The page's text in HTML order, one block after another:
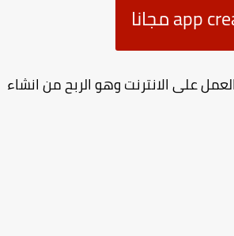
على الانترنت وهو الربح من انشاء